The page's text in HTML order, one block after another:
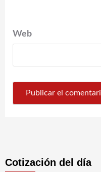
Web
Cotización del día